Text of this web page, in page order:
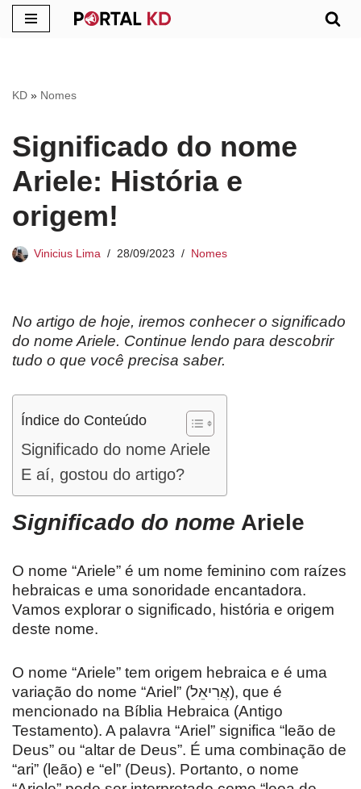
conteúdo
KD » Nomes
Significado do nome
Ariele: História e
origem!
Vinicius Lima 28/09/2023 Nomes
No artigo de hoje, iremos conhecer o significado
do nome Ariele. Continue lendo para descobrir
tudo o que você precisa saber.
Índice do Conteúdo
Significado do nome Ariele
E aí, gostou do artigo?
Significado do nome Ariele
O nome “Ariele” é um nome feminino com raízes
hebraicas e uma sonoridade encantadora.
Vamos explorar o significado, história e origem
deste nome.
O nome “Ariele” tem origem hebraica e é uma
variação do nome “Ariel” (אֲרִיאֵל), que é
mencionado na Bíblia Hebraica (Antigo
Testamento). A palavra “Ariel” significa “leão de
Deus” ou “altar de Deus”. É uma combinação de
“ari” (leão) e “el” (Deus). Portanto, o nome